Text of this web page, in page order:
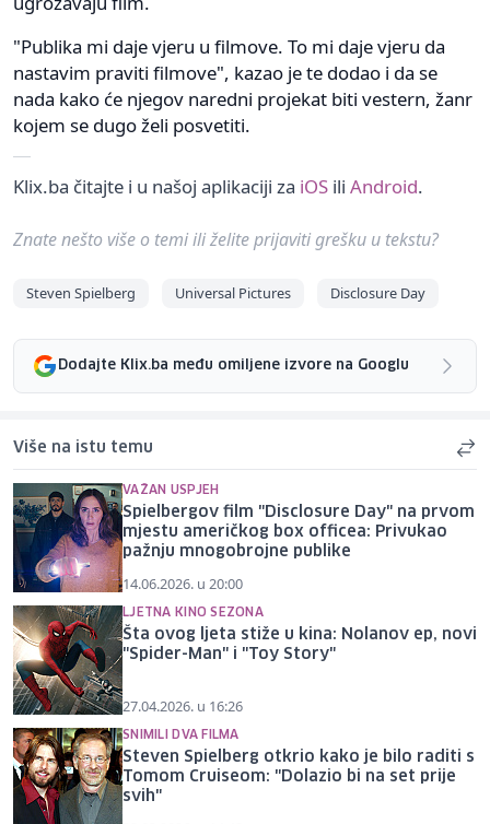
"Publika mi daje vjeru u filmove. To mi daje vjeru da
nastavim praviti filmove", kazao je te dodao i da se
nada kako će njegov naredni projekat biti vestern, žanr
kojem se dugo želi posvetiti.
Klix.ba čitajte i u našoj aplikaciji za iOS ili Android.
Znate nešto više o temi ili želite prijaviti grešku u tekstu?
Steven Spielberg Universal Pictures Disclosure Day
Dodajte Klix.ba među omiljene izvore na Googlu
Više na istu temu
VAŽAN USPJEH
Spielbergov film "Disclosure Day" na prvom
mjestu američkog box officea: Privukao
pažnju mnogobrojne publike
14.06.2026. u 20:00
LJETNA KINO SEZONA
Šta ovog ljeta stiže u kina: Nolanov ep, novi
"Spider-Man" i "Toy Story"
27.04.2026. u 16:26
SNIMILI DVA FILMA
Steven Spielberg otkrio kako je bilo raditi s
Tomom Cruiseom: "Dolazio bi na set prije
svih"